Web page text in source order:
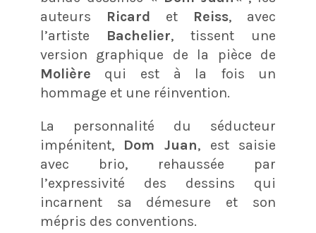
auteurs Ricard et Reiss, avec
l’artiste Bachelier, tissent une
version graphique de la pièce de
Molière qui est à la fois un
hommage et une réinvention.
La personnalité du séducteur
impénitent, Dom Juan, est saisie
avec brio, rehaussée par
l’expressivité des dessins qui
incarnent sa démesure et son
mépris des conventions.